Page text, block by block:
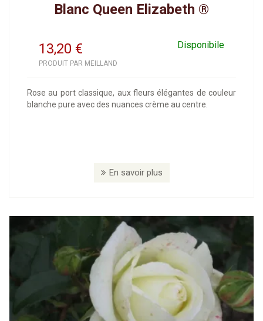
Blanc Queen Elizabeth ®
13,20 Disponibile
€
PRODUIT PAR MEILLAND
Rose au port classique, aux fleurs élégantes de couleur
blanche pure avec des nuances crème au centre.
En savoir plus